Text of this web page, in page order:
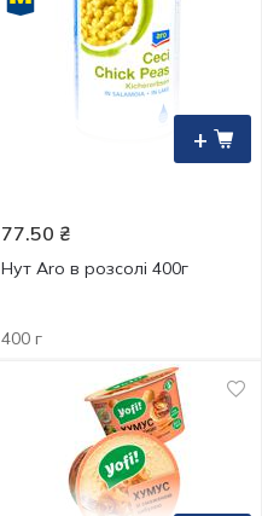
+
77.50 ₴
Нут Aro в розсолі 400г
400 г